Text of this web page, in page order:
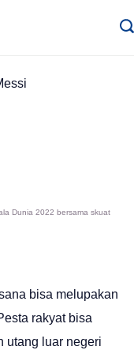
Dunia 2022 bersama skuat
bisa melupakan
rakyat bisa
utang luar negeri